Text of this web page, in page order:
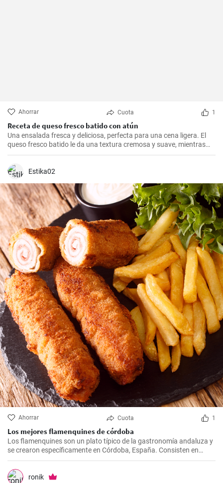
Ahorrar Cuota 1
Receta de queso fresco batido con atún
Una ensalada fresca y deliciosa, perfecta para una cena ligera. El
queso fresco batido le da una textura cremosa y suave, mientras
que el atún le aporta proteínas con el sabor. Suele servirse fría,
Estika02
Ahorrar Cuota 1
Los mejores flamenquines de córdoba
Los flamenquines son un plato típico de la gastronomía andaluza y
se crearon específicamente en Córdoba, España. Consisten en
rollitos de jamón serrano y carne de cerdo empanados y fritos. Son
crujientes por fuera y jugosos por dentro, generalmente se sirven
como tapas y son comúnmente acompañados con papas fritas y
ronik